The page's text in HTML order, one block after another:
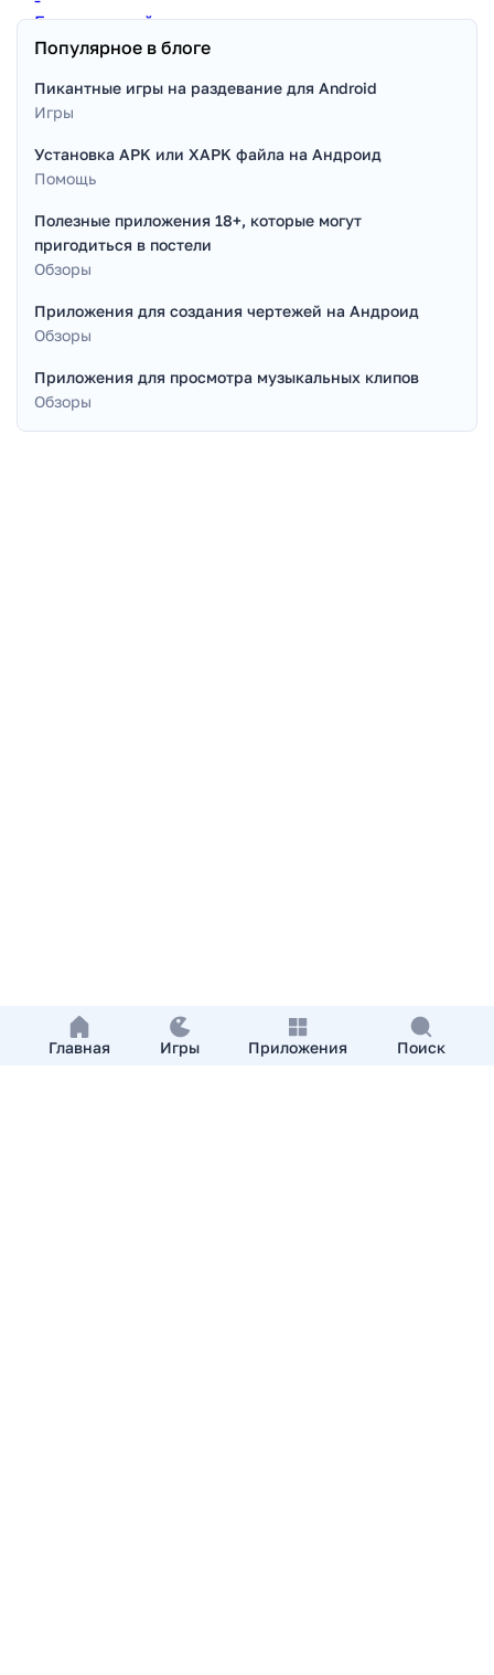
Главная Игры Приложения Поиск
Популярное в блоге
Пикантные игры на раздевание для Android
Игры
Установка APK или XAPK файла на Андроид
Помощь
Полезные приложения 18+, которые могут
пригодиться в постели
Обзоры
Приложения для создания чертежей на Андроид
Обзоры
Приложения для просмотра музыкальных клипов
Обзоры